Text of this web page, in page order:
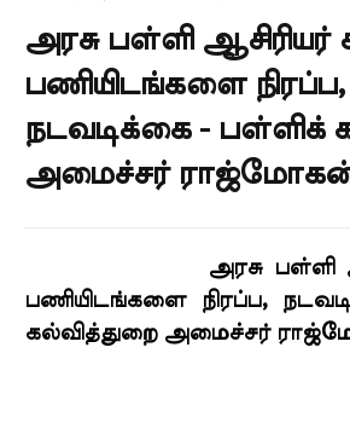
அரசு பள்ளி ஆசிரியர்
பணியிடங்களை நிரப்ப,
நடவடிக்கை - பள்ளிக்
அமைச்சர்
அரசு பள்ளி
பணியிடங்களை நிரப்ப,
கல்வித்துறை அமைச்சர்